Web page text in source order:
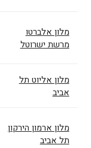
מלון אלברטו
מרשת ישרוטל
מלון אליוט תל
אביב
מלון ארמון הירקון
תל אביב